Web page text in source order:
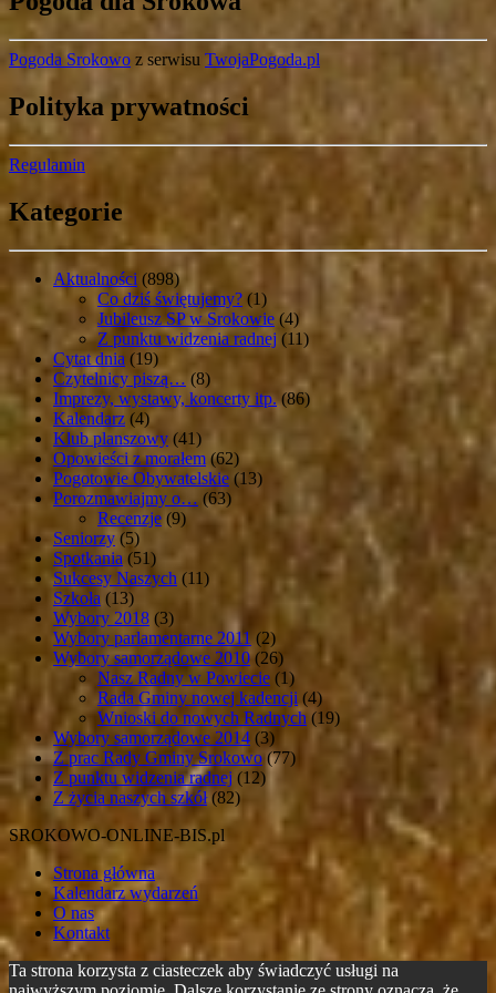
Pogoda Srokowo z serwisu TwojaPogoda.pl
Polityka prywatności
Regulamin
Kategorie
Aktualności (898)
Co dziś świętujemy? (1)
Jubileusz SP w Srokowie (4)
Z punktu widzenia radnej (11)
Cytat dnia (19)
Czytelnicy piszą… (8)
Imprezy, wystawy, koncerty itp.(86)
Kalendarz (4)
Klub planszowy (41)
Opowieści z morałem (62)
Pogotowie Obywatelskie (13)
Porozmawiajmy o… (63)
Recenzje (9)
Seniorzy (5)
Spotkania (51)
Sukcesy Naszych (11)
Szkoła (13)
Wybory 2018 (3)
Wybory parlamentarne 2011 (2)
Wybory samorządowe 2010(26)
Nasz Radny w Powiecie (1)
Rada Gminy nowej kadencji (4)
Wnioski do nowych Radnych (19)
Wybory samorządowe 2014 (3)
Z prac Rady Gminy Srokowo (77)
Z punktu widzenia radnej (12)
Z życia naszych szkół(82)
SROKOWO-ONLINE-BIS.pl
Strona główna
Kalendarz wydarzeń
O nas
Kontakt
Ta strona korzysta z ciasteczek aby świadczyć usługi na